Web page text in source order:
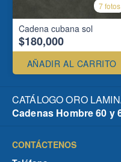
7 fotos
Cadena cubana sol
$180,000
AÑADIR AL CARRITO
CATÁLOGO ORO
Cadenas Hombre 60 y
CONTÁCTENOS